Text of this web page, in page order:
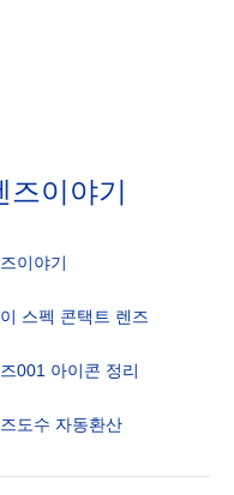
즈이야기
이야기
스펙 콘택트 렌즈
001 아이콘 정리
도수 자동환산